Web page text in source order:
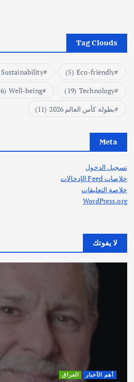
Tag Clouds
Eco-friendly
(5)
Sustainability
Technology
(19)
Well-being
(6)
بطولة كأس العالم 2026
(11)
Meta
تسجيل الدخول
خلاصات Feed الإدخالات
خلاصة التعليقات
WordPress.org
لا يفوتك
أهم الأخبار ثقافة وفنون